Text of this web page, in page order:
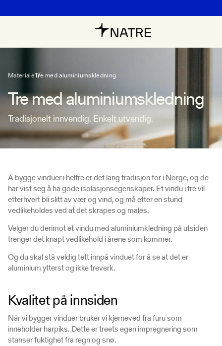
MaterialeTre med aluminiumskledning
Tre med aluminiumskledning
Tradisjonelt innvendig. Enkelt utvendig.
Å bygge vinduer i heltre er det lang tradisjon for i Norge, og de
har vist seg å ha gode isolasjonsegenskaper. Et vindu i tre vil
etterhvert bli slitt av vær og vind, og må etter en stund
vedlikeholdes ved at det skrapes og males.
Velger du derimot et vindu med aluminiumkledning på utsiden
trenger det knapt vedlikehold i årene som kommer.
Og du skal stå veldig tett innpå vinduet for å se at det er
aluminium ytterst og ikke treverk.
Kvalitet på innsiden
Når vi bygger vinduer bruker vi kjerneved fra furu som
inneholder harpiks. Dette er treets egen impregnering som
stanser fuktighet fra regn og snø.